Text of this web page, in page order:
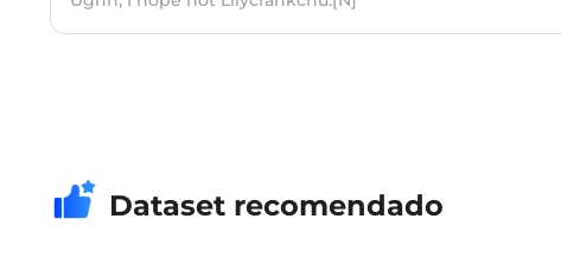
Dataset recomendado